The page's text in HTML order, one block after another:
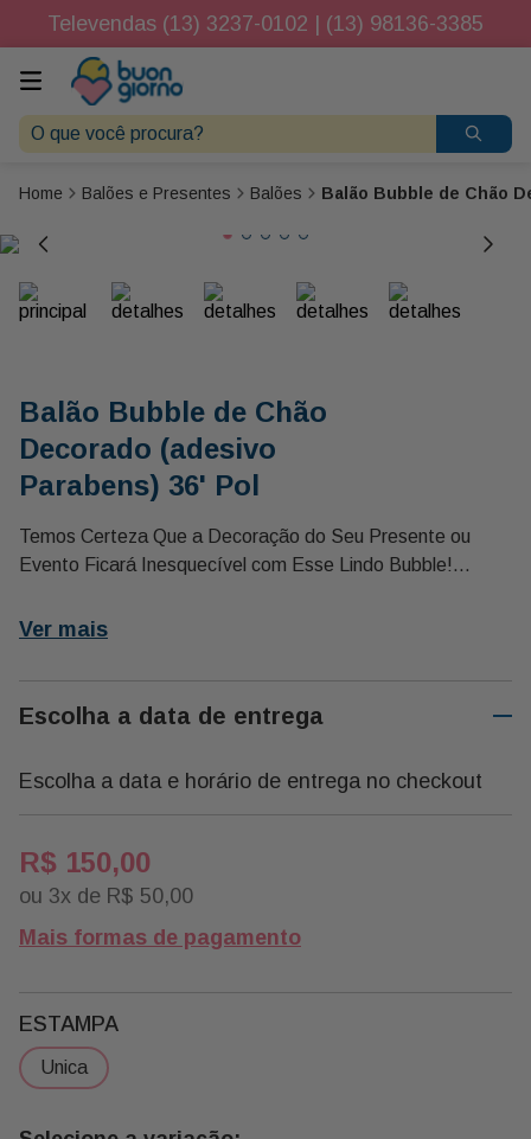
Televendas (13) 3237-0102 | (13) 98136-3385
O que você procura?
Balões e Presentes Balões Balão Bubble de Chão
Balão Bubble de Chão
Decorado (adesivo
Parabens) 36' Pol
Temos Certeza Que a Decoração do Seu Presente ou
Evento Ficará Inesquecível com Esse Lindo Bubble!
tamanho: 36 Polegadas
adesivo: Parabens
Ver mais
Escolha a data de entrega
Escolha a data e horário de entrega no checkout
R$ 150,00
ou 3x de R$ 50,00
Mais formas de pagamento
ESTAMPA
unica